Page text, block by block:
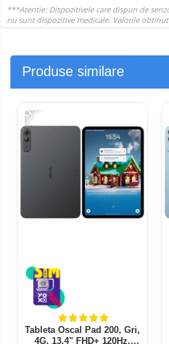
Produse similare
-29%
Tableta Oscal Pad 200, Gri,
4G, 13.4" FHD+ 120Hz,